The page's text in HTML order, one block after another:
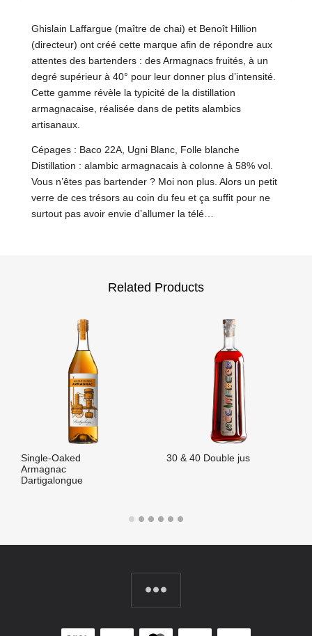
Ghislain Laffargue (maître de chai) et Benoît Hillion
(directeur) ont créé cette marque afin de répondre aux
attentes des bartenders : des Armagnacs fruités, à un
degré supérieur à 40° pour leur donner plus d’intensité.
Cette gamme révèle la typicité de la distillation
armagnacaise, réalisée dans de petits alambics
artisanaux.
Cépages : Baco 22A, Ugni Blanc, Folle blanche
Distillation : alambic armagnacais à colonne à 58% vol.
Vous n’êtes pas bartender ? Moi non plus. Alors un petit
verre de ces trésors au coin du feu et ça suffit pour ne
surtout pas avoir envie d’allumer la télé…
Related Products
Single-Oaked
Armagnac
Dartigalongue
30 & 40 Double jus